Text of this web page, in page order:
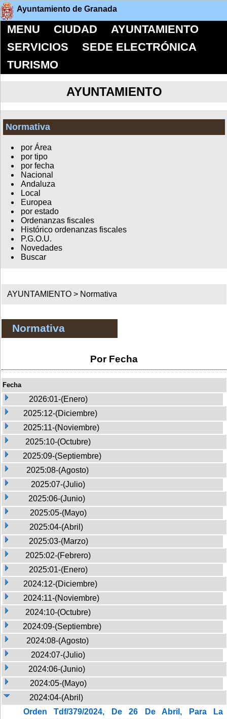
Ayuntamiento de Granada
MENU CIUDAD
AYUNTAMIENTO
SERVICIOS
SEDE ELECTRÓNICA
TURISMO
AYUNTAMIENTO
Normativa
por Área
por tipo
por fecha
Nacional
Andaluza
Local
Europea
por estado
Ordenanzas fiscales
Histórico ordenanzas fiscales
P.G.O.U.
Novedades
Buscar
AYUNTAMIENTO > Normativa
Normativa
Por Fecha
Fecha
2026:01-(Enero)
2025:12-(Diciembre)
2025:11-(Noviembre)
2025:10-(Octubre)
2025:09-(Septiembre)
2025:08-(Agosto)
2025:07-(Julio)
2025:06-(Junio)
2025:05-(Mayo)
2025:04-(Abril)
2025:03-(Marzo)
2025:02-(Febrero)
2025:01-(Enero)
2024:12-(Diciembre)
2024:11-(Noviembre)
2024:10-(Octubre)
2024:09-(Septiembre)
2024:08-(Agosto)
2024:07-(Julio)
2024:06-(Junio)
2024:05-(Mayo)
2024:04-(Abril)
Orden Tdf/379/2024, De 26 De Abril, Para La